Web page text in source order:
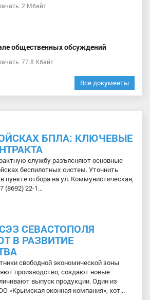
2 Мбайт
общественных обсуждений
77.8 Кбайт
Все документы
БПЛА: КЛЮЧЕВЫЕ
службу разъясняют основные
беспилотных систем. Уточнить
отбора на ул. Коммунистическая,
(8692) 22-1...
СЕВАСТОПОЛЯ
В РАЗВИТИЕ
свободной экономической зоны
производство, создают новые
выпуск продукции. Один из
«Крымская оконная компания», кот...